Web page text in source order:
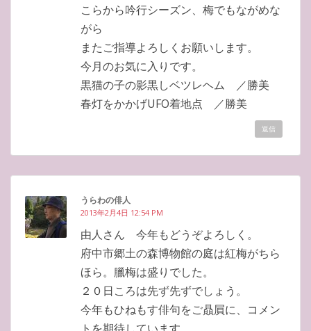
こらから吟行シーズン、梅でもながめな
がら
またご指導よろしくお願いします。
今月のお気に入りです。
黒猫の子の影黒しベツレヘム ／勝美
春灯をかかげUFO着地点 ／勝美
返信
うらわの俳人
2013年2月4日 12:54 PM
由人さん 今年もどうぞよろしく。
府中市郷土の森博物館の庭は紅梅がちら
ほら。臘梅は盛りでした。
２０日ころは先ず先ずでしょう。
今年もひねもす俳句をご贔屓に、コメン